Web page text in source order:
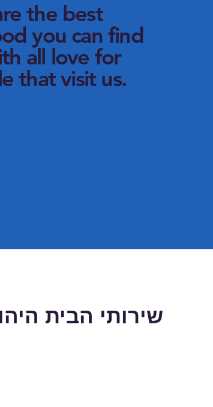
the best
you can find
all love for
that visit us.
שירותי הבית